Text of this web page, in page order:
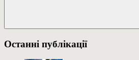
Пошук
Останні публікації